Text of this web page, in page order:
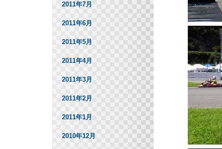
2011年7月
2011年6月
2011年5月
2011年4月
2011年3月
2011年2月
2011年1月
2010年12月